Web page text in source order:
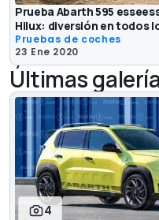
Prueba Abarth 595
Hilux: diversión en todos
Pruebas de coches
23 Ene 2020
Últimas
4